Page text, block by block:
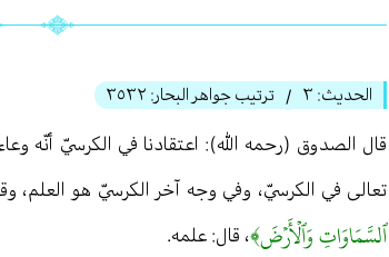
الحديث: ٣ / ترتيب جواهر البحار: ٣٥٣٢
قال الصدوق (رحمه الله): اعتقادنا في الكرسيّ أنّه
تعالى في الكرسيّ، وفي وجه آخر الكرسيّ هو العلم،
ٱلسَّمَاوَاتِ وَٱلۡأَرۡضَ﴾، قال: علمه.